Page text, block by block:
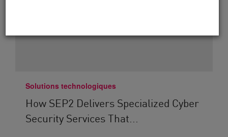
Solutions technologiques
How SEP2 Delivers Specialized Cyber
Security Services That...